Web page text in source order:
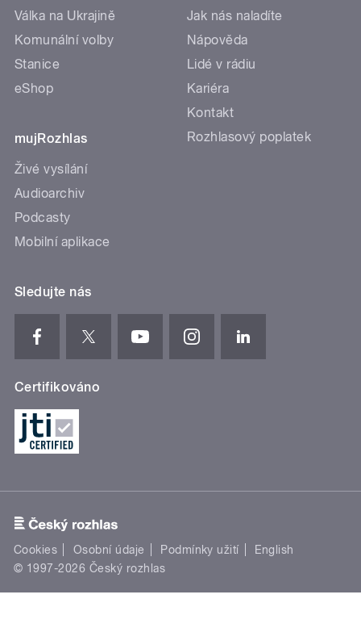
Válka na Ukrajině
Komunální volby
Stanice
eShop
mujRozhlas
Živé vysílání
Audioarchiv
Podcasty
Mobilní aplikace
Jak nás naladíte
Nápověda
Lidé v rádiu
Kariéra
Kontakt
Rozhlasový poplatek
Sledujte nás
Certifikováno
Cookies Osobní údaje Podmínky užití
English
© 1997-2026 Český rozhlas